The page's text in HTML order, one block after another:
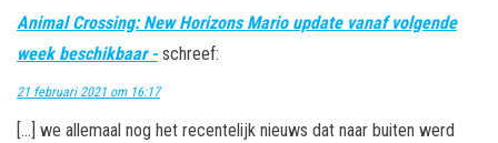
Animal Crossing: New Horizons Mario update vanaf volgende
week beschikbaar - schreef:
21 februari 2021 om 16:17
[…] we allemaal nog het recentelijk nieuws dat naar buiten werd